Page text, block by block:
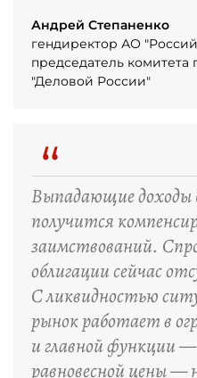
Андрей Степаненко
гендиректор АО
председатель комитета
"Деловой России"
“
Выпадающие доходы
получится
заимствований.
облигации сейчас
С ликвидностью
рынок работает в
и главной функции
равновесной цены —